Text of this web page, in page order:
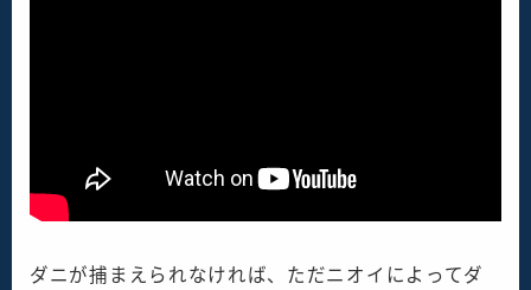
ダニが捕まえられなければ、ただニオイによってダ